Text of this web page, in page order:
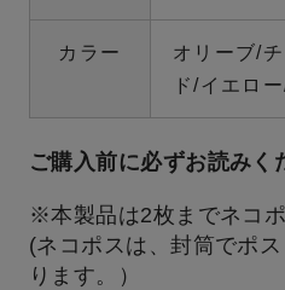
カラー
オリーブ/
ド/イエロ
ご購入前に必ずお読みく
※本製品は2枚までネコ
(ネコポスは、封筒でポ
ります。）